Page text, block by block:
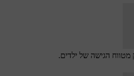
הגישה של ילדים.